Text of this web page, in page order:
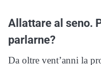
Allattare al seno.
parlarne?
Da oltre vent’anni la